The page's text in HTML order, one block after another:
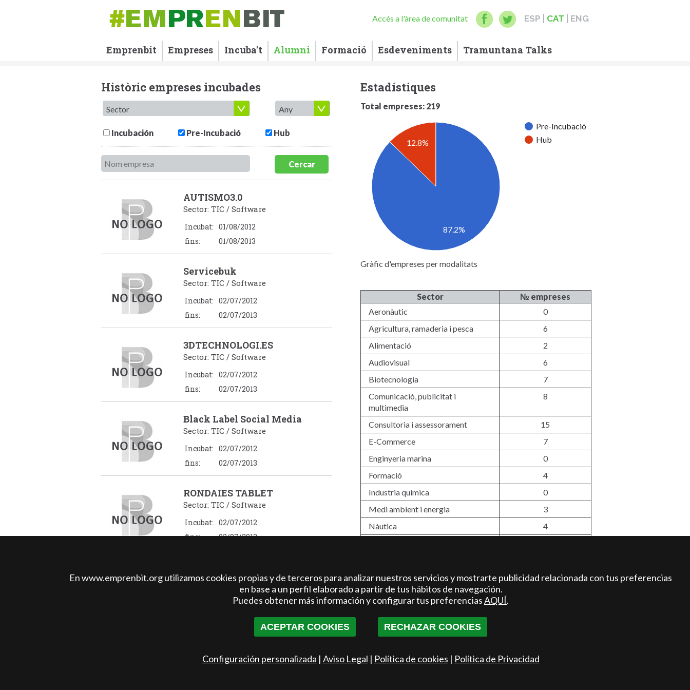
Accés a l'àrea de comunitat ESP CAT ENG
Emprenbit Empreses Incuba't Alumni Formació Esdeveniments Tramuntana Talks
Històric empreses incubades
Incubación Pre-Incubació Hub
Cercar
AUTISMO3.0
Sector: TIC / Software
Incubat: 01/08/2012
fins:
01/08/2013
Servicebuk
Sector: TIC / Software
Incubat: 02/07/2012
fins:
02/07/2013
3DTECHNOLOGI.ES
Sector: TIC / Software
Incubat: 02/07/2012
fins:
02/07/2013
Black Label Social Media
Sector: TIC / Software
Incubat: 02/07/2012
fins:
02/07/2013
RONDAIES TABLET
Sector: TIC / Software
Incubat: 02/07/2012
fins:
02/07/2013
18 19 20
21
27 28 29 30
31
39 40
41
Estadístiques
Total empreses: 219
Pre-Incubació
Hub
12.8%
87.2%
Gràfic d'empreses per modalitats
Sector
№ empreses
Aeronàutic
0
Agricultura, ramaderia i pesca
6
Alimentació
2
Audiovisual
6
Biotecnologia
7
Comunicació, publicitat i
multimedia
8
Consultoria i assessorament
15
E-Commerce
7
Enginyeria marina
0
Formació
4
Industria quí­mica
0
Medi ambient i energia
3
Nàutica
4
TIC / Software
94
Turisme
En www.emprenbit.org utilizamos cookies propias y de terceros para analizar nuestros servicios y mostrarte publicidad relacionada con tus preferencias
en base a un perfil elaborado a partir de tus hábitos de navegación.
Puedes obtener más información y configurar tus preferenciasAQUÍ.
ACEPTAR COOKIES RECHAZAR COOKIES
Configuración personalizada | Aviso Legal | Política de cookies | Política de Privacidad